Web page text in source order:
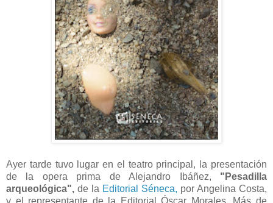
Ayer tarde tuvo lugar en el teatro principal, la presentación
de la opera prima de Alejandro Ibáñez, "Pesadilla
arqueológica", de la Editorial Séneca, por Angelina Costa,
y el representante de la Editorial Óscar Morales. Más de